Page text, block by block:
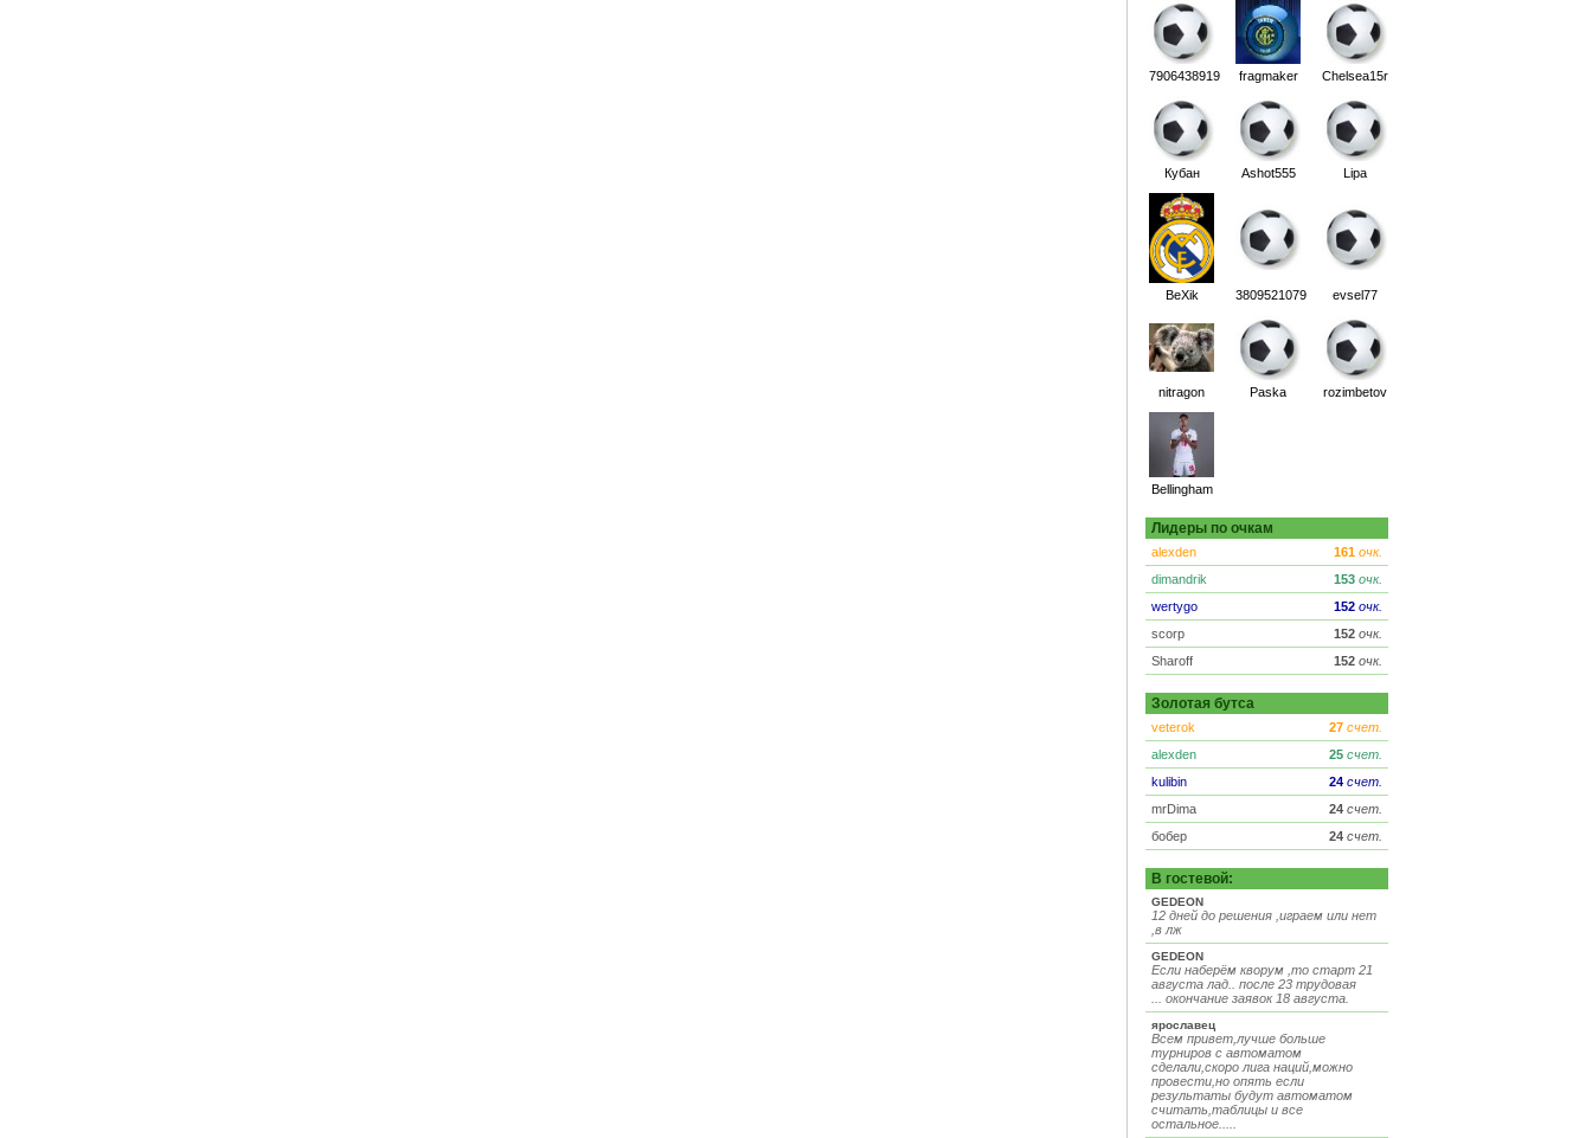
7906438919 fragmaker Chelsea15r
Кубан Ashot555 Lipa
BeXik 3809521079 evsel77
nitragon Paska rozimbetov
Bellingham
Лидеры по очкам
alexden 161 очк.
dimandrik
153 очк.
wertygo
152 очк.
scorp
152 очк.
Sharoff
152 очк.
Золотая бутса
veterok 27 счет.
alexden
25 счет.
kulibin
24 счет.
mrDima
24 счет.
бобер
24 счет.
В гостевой:
GEDEON
12 дней до решения ,играем или нет
,в лж
GEDEON
Если наберём кворум ,то старт 21
августа лад.. после 23 трудовая
... окончание заявок 18 августа.
ярославец
Всем привет,лучше больше
турниров с автоматом
сделали,скоро лига наций,можно
провести,но опять если
результаты будут автоматом
считать,таблицы и все
остальное.....